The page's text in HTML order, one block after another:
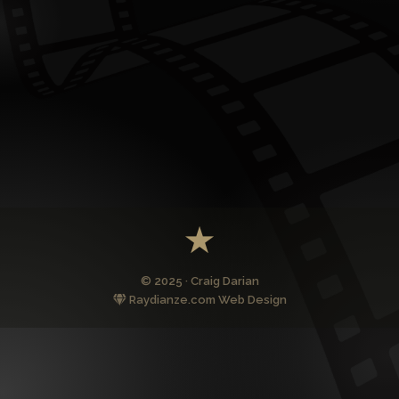
© 2025 · Craig Darian
Raydianze.com Web Design